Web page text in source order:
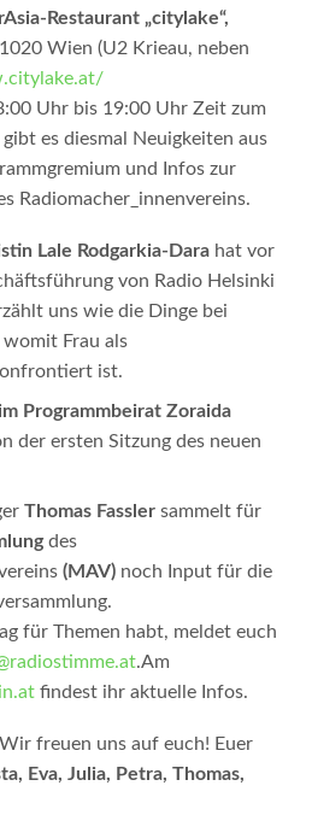
Asia-Restaurant „citylake“,
Wien (U2 Krieau, neben
Uhr bis 19:00 Uhr Zeit zum
es diesmal Neuigkeiten aus
und Infos zur
Radiomacher_innenvereins.
Lale Rodgarkia-Darahat vor
von Radio Helsinki
uns wie die Dinge bei
Frau als
ist.
Programmbeirat Zoraida
der ersten Sitzung des neuen
Thomas Fasslersammelt für
des
(MAV) noch Input für die
für Themen habt, meldet euch
.Am
findest ihr aktuelle Infos.
freuen uns auf euch! Euer
Eva, Julia, Petra, Thomas,